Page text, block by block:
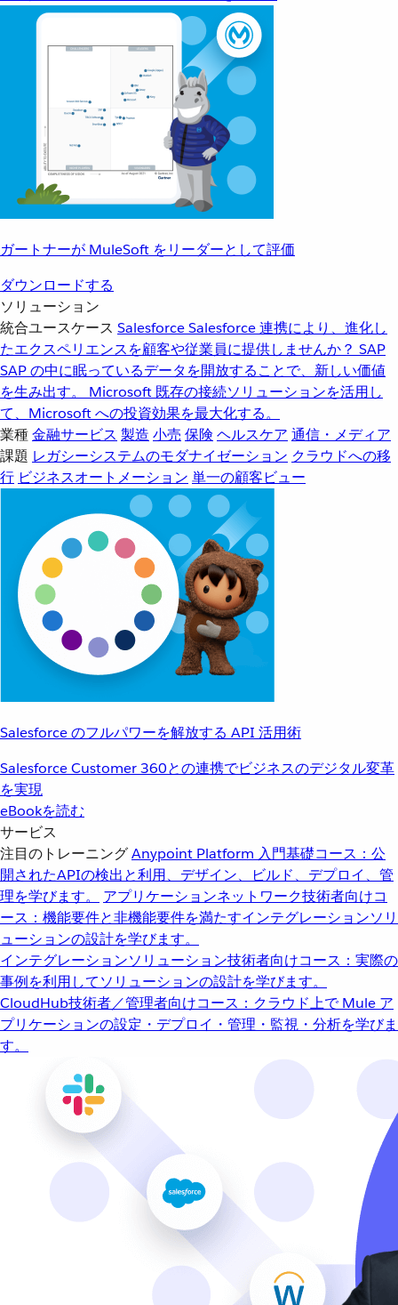
ガートナーが MuleSoft をリーダーとして評価
ダウンロードする
ソリューション
統合ユースケース SalesforceSalesforce 連携により、進化し
たエクスペリエンスを顧客や従業員に提供しませんか？ SAP
SAP の中に眠っているデータを開放することで、新しい価値
を生み出す。
Microsoft 既存の接続ソリューションを活用し
て、Microsoft への投資効果を最大化する。
業種金融サービス 製造 小売 保険 ヘルスケア 通信・メディア
課題 レガシーシステムのモダナイゼーション クラウドへの移
行 ビジネスオートメーション 単一の顧客ビュー
Salesforce のフルパワーを解放する API 活用術
Salesforce Customer 360との連携でビジネスのデジタル変革
を実現
eBookを読む
サービス
注目のトレーニングAnypoint Platform 入門基礎コース：公
開されたAPIの検出と利用、デザイン、ビルド、デプロイ、管
理を学びます。
アプリケーションネットワーク技術者向けコ
ース：機能要件と非機能要件を満たすインテグレーションソリ
ューションの設計を学びます。
インテグレーションソリューション技術者向けコース：実際の
事例を利用してソリューションの設計を学びます。
CloudHub技術者／管理者向けコース：クラウド上で Mule ア
プリケーションの設定・デプロイ・管理・監視・分析を学びま
す。